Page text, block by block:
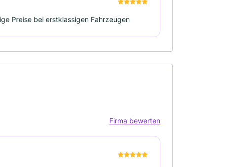
Preise bei erstklassigen Fahrzeugen
Firma bewerten